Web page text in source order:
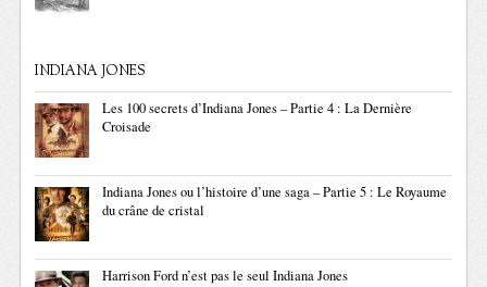
INDIANA JONES
Les 100 secrets d’Indiana Jones – Partie 4 : La Dernière
Croisade
Indiana Jones ou l’histoire d’une saga – Partie 5 : Le Royaume
du crâne de cristal
Harrison Ford n’est pas le seul Indiana Jones